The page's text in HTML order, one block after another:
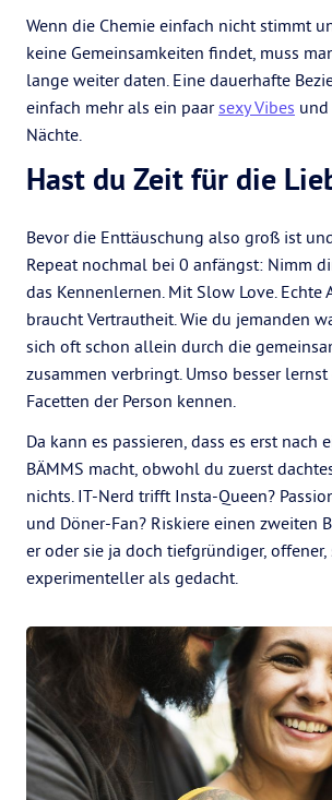
Wenn die Chemie einfach nicht stimmt
keine Gemeinsamkeiten findet, muss
lange weiter daten. Eine dauerhafte
einfach mehr als ein paarsexy Vibes
Nächte.
Hast du Zeit für die
Bevor die Enttäuschung also groß ist
Repeat nochmal bei 0 anfängst: Nimm
das Kennenlernen. Mit Slow Love. Echte
braucht Vertrautheit. Wie du jemanden
sich oft schon allein durch die
zusammen verbringt. Umso besser
Facetten der Person kennen.
Da kann es passieren, dass es erst nach
BÄMMS macht, obwohl du zuerst
nichts. IT-Nerd trifft Insta-Queen?
und Döner-Fan? Riskiere einen zweiten
er oder sie ja doch tiefgründiger, offener,
experimenteller als gedacht.